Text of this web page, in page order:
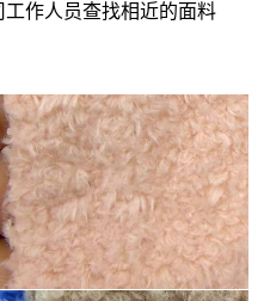
作人员查找相近的面料